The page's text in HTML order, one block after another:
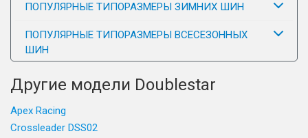
ПОПУЛЯРНЫЕ ТИПОРАЗМЕРЫ ЗИМНИХ ШИН
ПОПУЛЯРНЫЕ ТИПОРАЗМЕРЫ ВСЕСЕЗОННЫХ
ШИН
Другие модели Doublestar
Apex Racing
Crossleader DSS02